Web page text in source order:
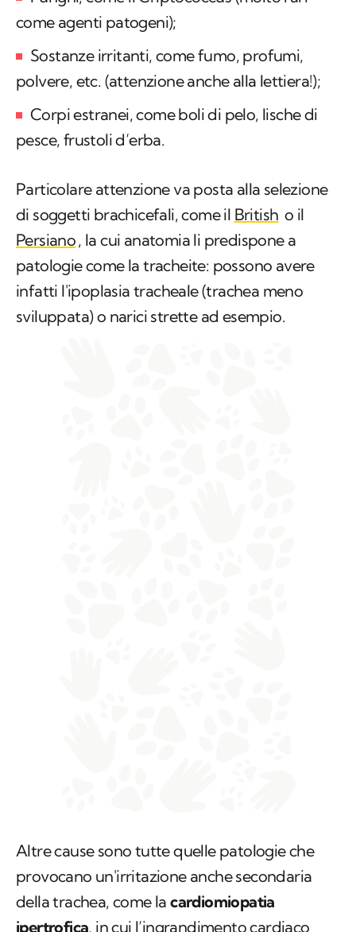
come agenti patogeni);
Sostanze irritanti, come fumo, profumi,
polvere, etc. (attenzione anche alla lettiera!);
Corpi estranei, come boli di pelo, lische di
pesce, frustoli d’erba.
Particolare attenzione va posta alla selezione
di soggetti brachicefali, come il British o il
Persiano, la cui anatomia li predispone a
patologie come la tracheite: possono avere
infatti l'ipoplasia tracheale (trachea meno
sviluppata) o narici strette ad esempio.
Altre cause sono tutte quelle patologie che
provocano un'irritazione anche secondaria
della trachea, come lacardiomiopatia
ipertrofica, in cui l’ingrandimento cardiaco